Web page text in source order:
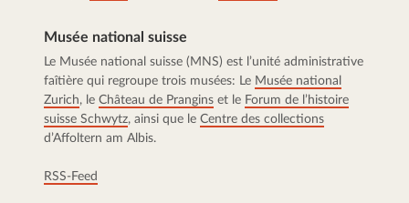
Musée national suisse
Le Musée national suisse (MNS) est l’unité administrative
faîtière qui regroupe trois musées: Le Musée national
Zurich, le Château de Prangins et le Forum de l’histoire
suisse Schwytz, ainsi que le Centre des collections
d’Affoltern am Albis.
RSS-Feed